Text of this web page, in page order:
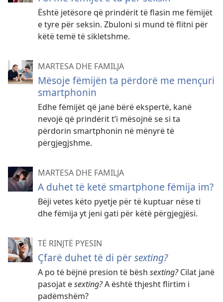
Është jetësore që prindërit të flasin me fëmijët
e tyre për seksin. Zbuloni si mund të flitni për
këtë temë të sikletshme.
MARTESA DHE FAMILJA
Mësoje fëmijën ta përdorë me mençuri
smartphonin
Edhe fëmijët që janë bërë ekspertë, kanë
nevojë që prindërit t’i mësojnë se si ta
përdorin smartphonin në mënyrë të
përgjegjshme.
MARTESA DHE FAMILJA
A duhet të ketë smartphone fëmija im?
Bëji vetes këto pyetje për të kuptuar nëse ti
dhe fëmija yt jeni gati për këtë përgjegjësi.
TË RINJTË PYESIN
Çfarë duhet të di përsexting?
A po të bëjnë presion të bësh sexting?Cilat janë
pasojat esexting?A është thjesht flirtim i
padëmshëm?